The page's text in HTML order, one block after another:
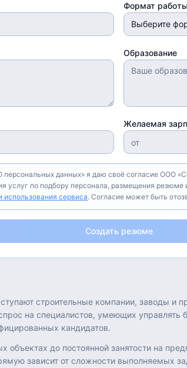
Формат работы
Выберите
Образование
Желаемая
данных» я даю своё согласие ООО
услуг по подбору персонала, размещения
использования сервиса. Согласие может быть
Создать резюме
строительные компании, заводы и
на специалистов, умеющих
кандидатов.
объектах до постоянной занятости на
зависит от сложности выполняемых